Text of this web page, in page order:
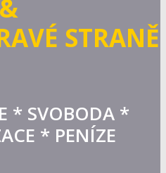
&
STRANĚ
* SVOBODA *
* PENÍZE